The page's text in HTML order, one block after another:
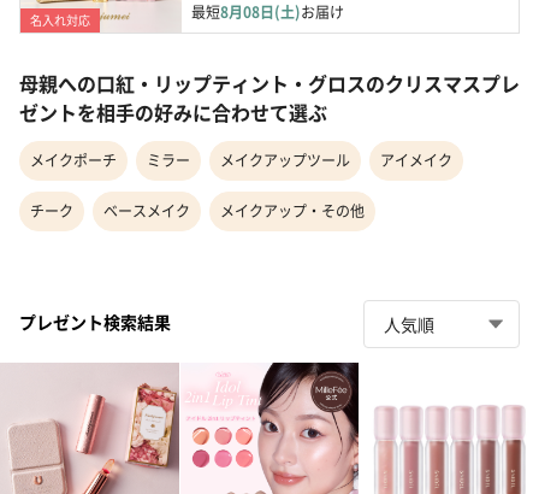
名入れ対応 最短8月08日(土)お届け
母親への口紅・リップティント・グロスのクリスマスプレ
ゼントを相手の好みに合わせて選ぶ
メイクポーチ ミラー メイクアップツール アイメイク
チーク ベースメイク メイクアップ・その他
プレゼント検索結果